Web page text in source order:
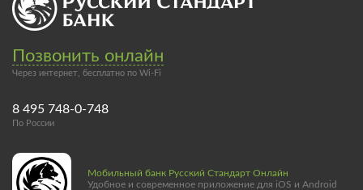
Позвонить онлайн
Через интернет, бесплатно по Wi-Fi
8 495 748-0-748
По России
Мобильный банк Русский Стандарт Онлайн
Удобное и современное приложение для iOS и Android